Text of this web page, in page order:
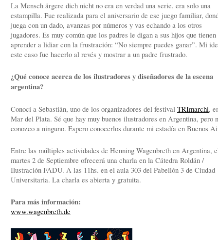
La Mensch ärgere dich nicht no era en verdad una serie, era solo una
estampilla. Fue realizada para el aniversario de ese juego familiar,
juega con un dado, avanzas por números y vas echando a los otros
jugadores. Es muy común que los padres le digan a sus hijos que tienen
aprender a lidiar con la frustración: “No siempre puedes ganar”. Mi
este caso fue hacerlo al revés y mostrar a un padre frustrado.
¿Qué conoce acerca de los ilustradores y diseñadores de la escena
argentina?
Conocí a Sebastián, uno de los organizadores del festival TRImarchi,
Mar del Plata. Sé que hay muy buenos ilustradores en Argentina, pero
conozco a ninguno. Espero conocerlos durante mi estadía en Buenos
Entre las múltiples actividades de Henning Wagenbreth en Argentina,
martes 2 de Septiembre ofrecerá una charla en la Cátedra Roldán /
Ilustración FADU. A las 11hs. en el aula 303 del Pabellón 3 de Ciudad
Universitaria. La charla es abierta y gratuita.
Para más información:
www.wagenbreth.de